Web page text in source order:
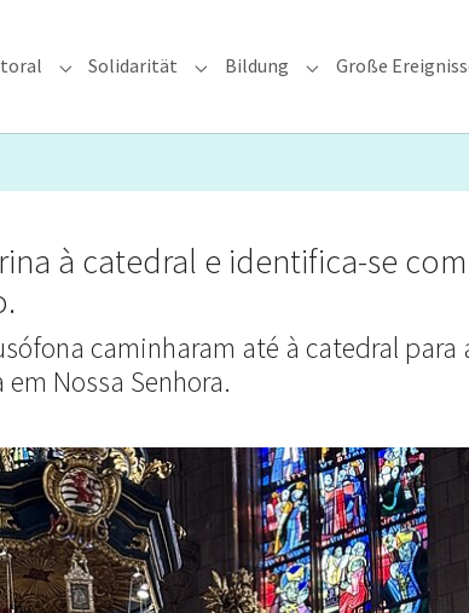
Submenu for "Glauben & Pastoral"
Solidarität Submenu for "Solidarität"
Bildung Submenu for
Große
à catedral e identifica-se
caminharam até à catedral para
Nossa Senhora.